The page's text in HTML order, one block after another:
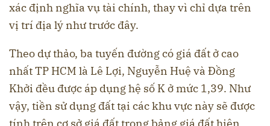
xác định nghĩa vụ tài chính, thay vì chỉ dựa trên
vị trí địa lý như trước đây.
Theo dự thảo, ba tuyến đường có giá đất ở cao
nhất TP HCM là Lê Lợi, Nguyễn Huệ và Đồng
Khởi đều được áp dụng hệ số K ở mức 1,39. Như
vậy, tiền sử dụng đất tại các khu vực này sẽ được